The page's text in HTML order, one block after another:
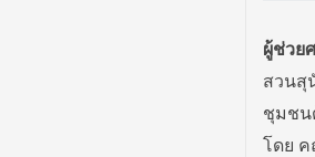
ผู้ช่วย
สวนสุ
ชุมชน
โดย